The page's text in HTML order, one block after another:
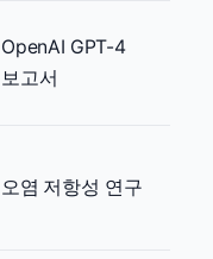
OpenAI GPT-4
보고서
오염 저항성 연구